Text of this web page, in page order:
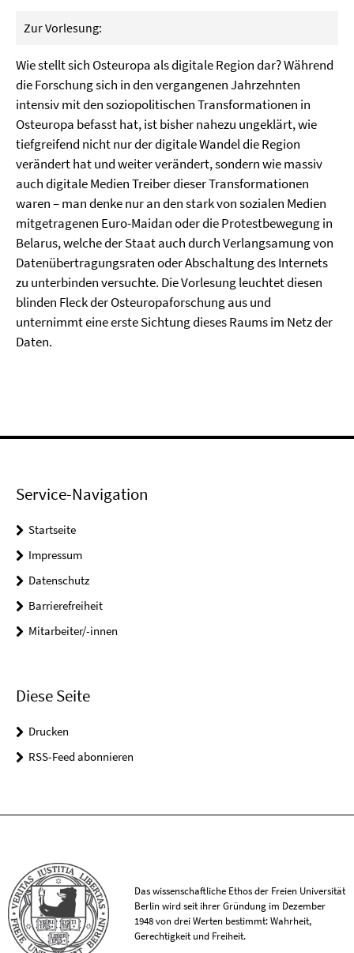
Zur Vorlesung:
Wie stellt sich Osteuropa als digitale Region dar? Während
die Forschung sich in den vergangenen Jahrzehnten
intensiv mit den soziopolitischen Transformationen in
Osteuropa befasst hat, ist bisher nahezu ungeklärt, wie
tiefgreifend nicht nur der digitale Wandel die Region
verändert hat und weiter verändert, sondern wie massiv
auch digitale Medien Treiber dieser Transformationen
waren – man denke nur an den stark von sozialen Medien
mitgetragenen Euro-Maidan oder die Protestbewegung in
Belarus, welche der Staat auch durch Verlangsamung von
Datenübertragungsraten oder Abschaltung des Internets
zu unterbinden versuchte. Die Vorlesung leuchtet diesen
blinden Fleck der Osteuropaforschung aus und
unternimmt eine erste Sichtung dieses Raums im Netz der
Daten.
Service-Navigation
Startseite
Impressum
Datenschutz
Barrierefreiheit
Mitarbeiter/-innen
Diese Seite
Drucken
RSS-Feed abonnieren
Das wissenschaftliche Ethos der Freien Universität
Berlin wird seit ihrer Gründung im Dezember
1948 von drei Werten bestimmt: Wahrheit,
Gerechtigkeit und Freiheit.